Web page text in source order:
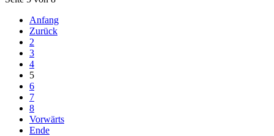
Anfang
Zurück
2
3
4
5
6
7
8
Vorwärts
Ende